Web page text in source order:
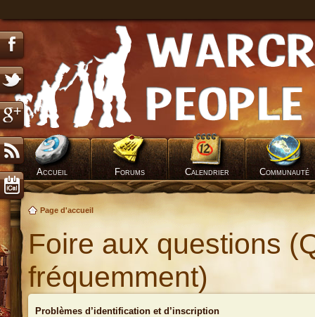
Accueil Forums Calendrier Communauté
Page d'accueil
Foire aux questions
fréquemment)
Problèmes d’identification et d’inscription